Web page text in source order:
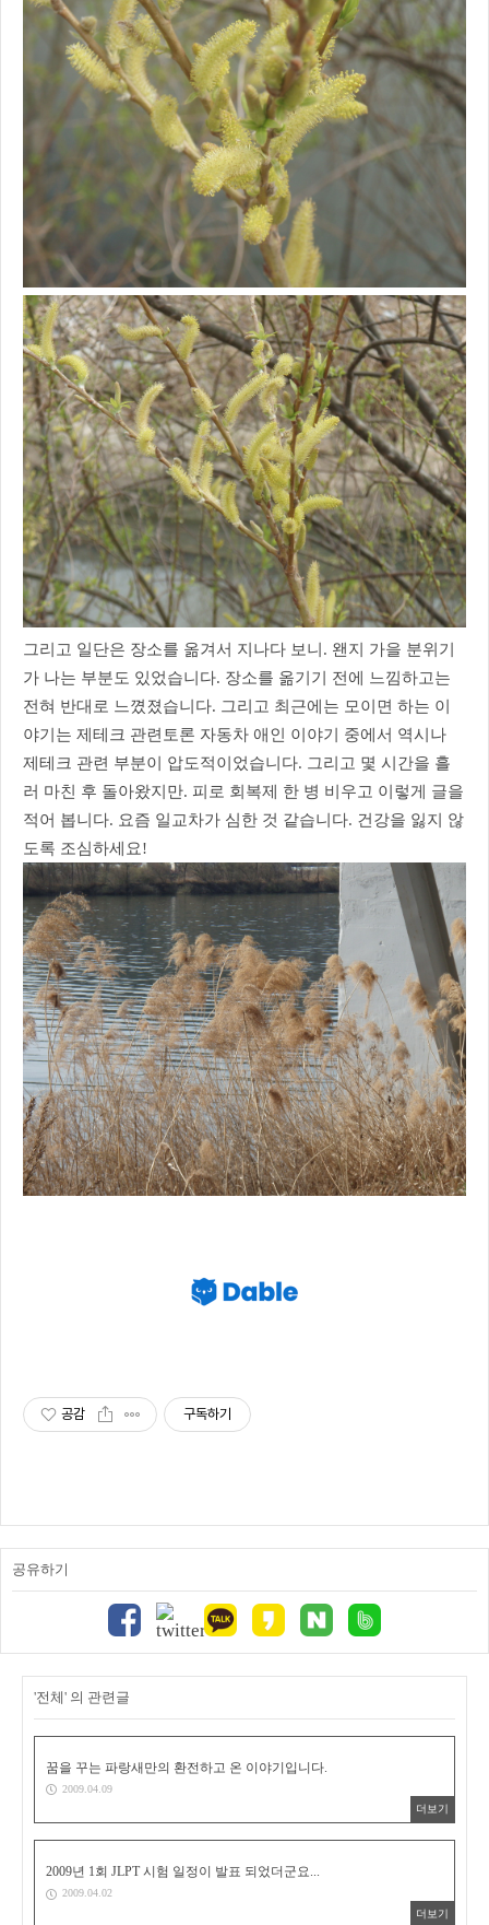
그리고 일단은 장소를 옮겨서 지나다 보니. 왠지 가을 분위기
가 나는 부분도 있었습니다. 장소를 옮기기 전에 느낌하고는
전혀 반대로 느꼈졌습니다. 그리고 최근에는 모이면 하는 이
야기는 제테크 관련토론 자동차 애인 이야기 중에서 역시나
제테크 관련 부분이 압도적이었습니다. 그리고 몇 시간을 흘
러 마친 후 돌아왔지만. 피로 회복제 한 병 비우고 이렇게 글을
적어 봅니다. 요즘 일교차가 심한 것 같습니다. 건강을 잃지 않
도록 조심하세요!
공감 구독하기
공유하기
'전체' 의 관련글
꿈을 꾸는 파랑새만의 환전하고 온 이야기입니다.
2009.04.09
더보기
2009년 1회 JLPT 시험 일정이 발표 되었더군요...
2009.04.02
더보기